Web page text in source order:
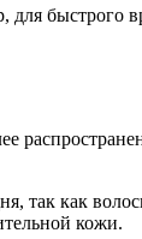
для быстрого
так как
кожи.